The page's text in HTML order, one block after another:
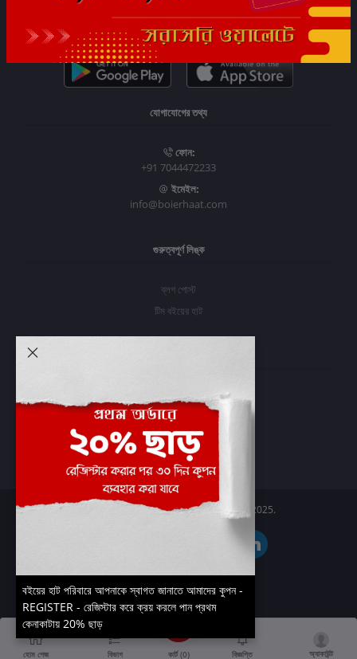
সাবস্ক্রাইব
যোগাযোগের তথ্য
ফোন:
+91 7044472233
ইমেইল:
info@boierhaat.com
গুরুত্বপূর্ণ লিঙ্ক
ব্লগ পোস্ট
টিম বইয়ের হাট
প্রবেশ করুন
অর্ডার ইতিহাস
আমার ইচ্ছাগুলি
অর্ডার ট্র্যাকিং
Boier Haat™ | © All rights reserved 2025.
হোম পেজ বিভাগ কার্ট (0) বিজ্ঞপ্তি অ্যাকাউন্ট
বইয়ের হাট পরিবারে আপনাকে স্বাগত জানাতে আমাদের কুপন -
REGISTER - রেজিস্টার করে ক্রয় করলে পান প্রথম
কেনাকাটায় 20% ছাড়